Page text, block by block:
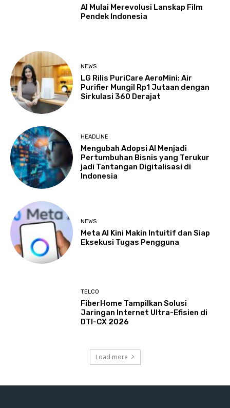
AI Mulai Merevolusi Lanskap Film
Pendek Indonesia
NEWS
LG Rilis PuriCare AeroMini: Air
Purifier Mungil Rp1 Jutaan dengan
Sirkulasi 360 Derajat
HEADLINE
Mengubah Adopsi AI Menjadi
Pertumbuhan Bisnis yang Terukur
jadi Tantangan Digitalisasi di
Indonesia
NEWS
Meta AI Kini Makin Intuitif dan Siap
Eksekusi Tugas Pengguna
TELCO
FiberHome Tampilkan Solusi
Jaringan Internet Ultra-Efisien di
DTI-CX 2026
Load more